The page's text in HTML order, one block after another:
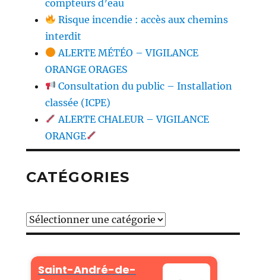
compteurs d’eau
Risque incendie : accès aux chemins
interdit
ALERTE MÉTÉO – VIGILANCE
ORANGE ORAGES
Consultation du public – Installation
classée (ICPE)
ALERTE CHALEUR – VIGILANCE
ORANGE
CATÉGORIES
Catégories